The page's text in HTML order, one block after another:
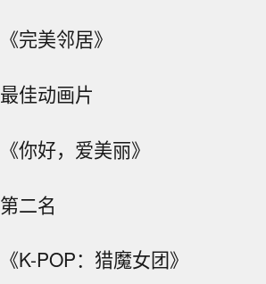
《完美邻居》
最佳动画片
《你好，爱美丽》
第二名
《K-POP：猎魔女团》